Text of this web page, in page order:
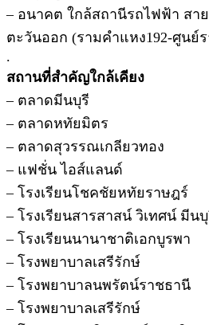
– อนาคต ใกล้สถานีรถไฟฟ้า สา
ตะวันออก (รามคำแหง192-ศูนย์
.
สถานที่สำคัญใกล้เคียง
– ตลาดมีนบุรี
– ตลาดหทัยมิตร
– ตลาดสุวรรณเกลียวทอง
– แฟชั่น ไอส์แลนด์
– โรงเรียนโชคชัยหทัยราษฎร์
– โรงเรียนสารสาสน์ วิเทศน์ มีน
– โรงเรียนนานาชาติเอกบูรพา
– โรงพยาบาลเสรีรักษ์
– โรงพยาบาลนพรัตน์ราชธานี
– โรงพยาบาลเสรีรักษ์